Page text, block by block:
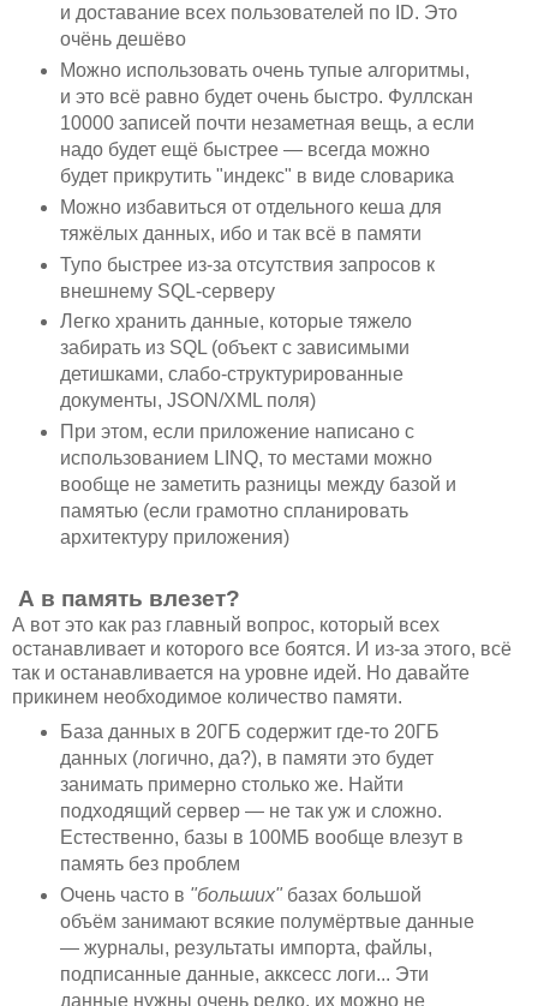
и доставание всех пользователей по ID. Это
очёнь дешёво
Можно использовать очень тупые алгоритмы,
и это всё равно будет очень быстро. Фуллскан
10000 записей почти незаметная вещь, а если
надо будет ещё быстрее — всегда можно
будет прикрутить "индекс" в виде словарика
Можно избавиться от отдельного кеша для
тяжёлых данных, ибо и так всё в памяти
Тупо быстрее из-за отсутствия запросов к
внешнему SQL-серверу
Легко хранить данные, которые тяжело
забирать из SQL (объект с зависимыми
детишками, слабо-структурированные
документы, JSON/XML поля)
При этом, если приложение написано с
использованием LINQ, то местами можно
вообще не заметить разницы между базой и
памятью (если грамотно спланировать
архитектуру приложения)
А в память влезет?
А вот это как раз главный вопрос, который всех
останавливает и которого все боятся. И из-за этого, всё
так и останавливается на уровне идей. Но давайте
прикинем необходимое количество памяти.
База данных в 20ГБ содержит где-то 20ГБ
данных (логично, да?), в памяти это будет
занимать примерно столько же. Найти
подходящий сервер — не так уж и сложно.
Естественно, базы в 100МБ вообще влезут в
память без проблем
Очень часто в "больших"базах большой
объём занимают всякие полумёртвые данные
— журналы, результаты импорта, файлы,
подписанные данные, акксесс логи... Эти
данные нужны очень редко, их можно не